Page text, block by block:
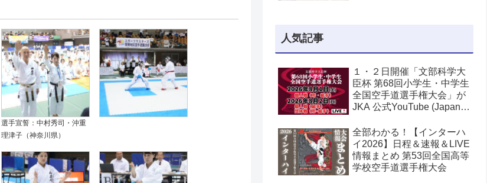
選手宣誓：中村秀司・沖重
理津子（神奈川県）
人気記事
１・２日開催「文部科学大
臣杯 第68回小学生・中学生
全国空手道選手権大会」が
JKA 公式YouTube (Japan
団法人日本空手協会) でラ
イブ配信されます！
全部わかる！【インターハ
イ2026】日程＆速報＆LIVE
情報まとめ 第53回全国高等
学校空手道選手権大会